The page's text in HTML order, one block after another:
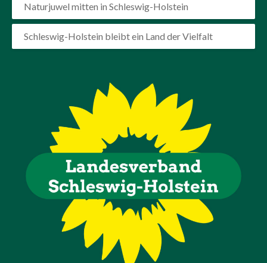
Naturjuwel mitten in Schleswig-Holstein
Schleswig-Holstein bleibt ein Land der Vielfalt